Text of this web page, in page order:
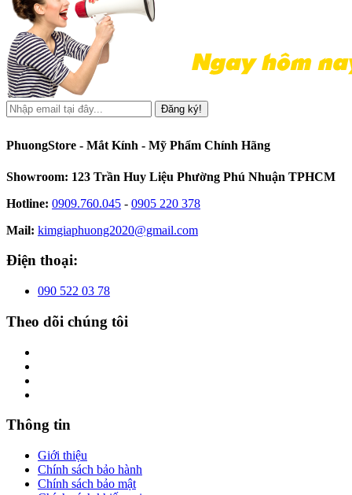
Đăng ký!
PhuongStore - Mắt Kính - Mỹ Phẩm Chính Hãng
Showroom: 123 Trần Huy Liệu Phường Phú Nhuận TPHCM
Hotline: 0909.760.045 - 0905 220 378
Mail: kimgiaphuong2020@gmail.com
Điện thoại:
090 522 03 78
Theo dõi chúng tôi
Thông tin
Giới thiệu
Chính sách bảo hành
Chính sách bảo mật